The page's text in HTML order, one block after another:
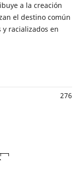
a la creación
el destino común
racializados en
276